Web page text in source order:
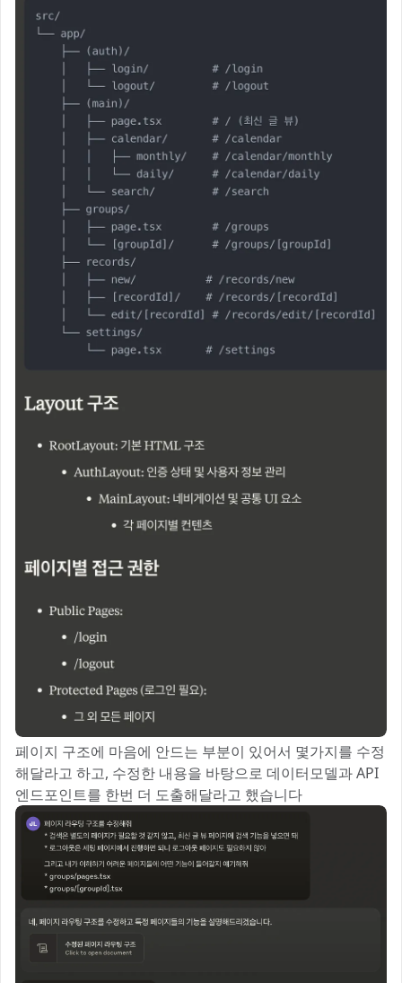
페이지 구조에 마음에 안드는 부분이 있어서 몇가지를 수정
해달라고 하고, 수정한 내용을 바탕으로 데이터모델과 API
엔드포인트를 한번 더 도출해달라고 했습니다